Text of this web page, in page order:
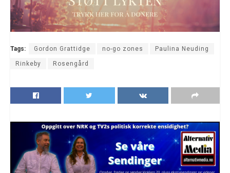
Tags: Gordon Grattidge no-go zones Paulina Neuding
Rinkeby Rosengård